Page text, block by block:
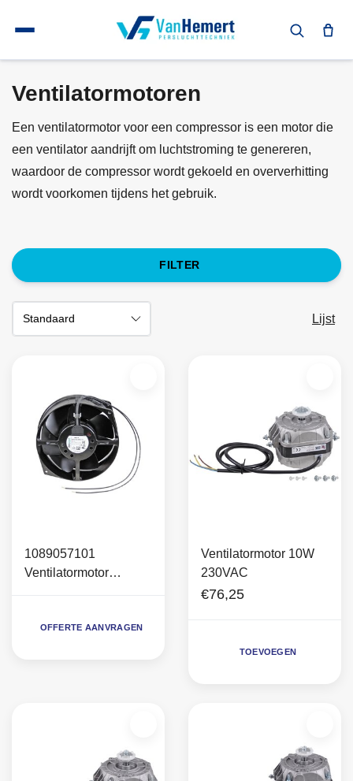
Terug naar home
Schroefcompressor onderdelen
Ventilatormotoren
Een ventilatormotor voor een compressor is een motor die
een ventilator aandrijft om luchtstroming te genereren,
waardoor de compressor wordt gekoeld en oververhitting
wordt voorkomen tijdens het gebruik.
FILTER
Lijst
1089057101
Ventilatormotor
OFFERTE AANVRAGEN
Ventilatormotor 10W
230VAC
€76,25
TOEVOEGEN